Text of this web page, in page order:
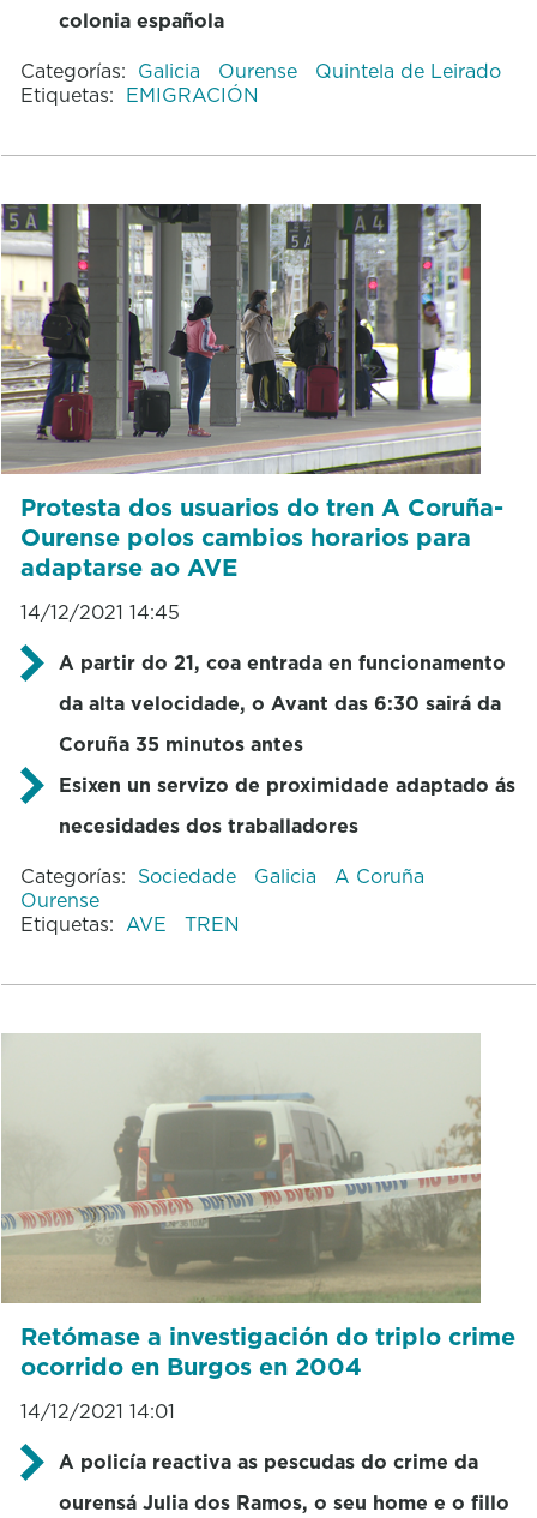
colonia española
Categorías: Galicia Ourense
Quintela de Leirado
Etiquetas: EMIGRACIÓN
Protesta dos usuarios do tren A Coruña-
Ourense polos cambios horarios para
adaptarse ao AVE
14/12/2021 14:45
A partir do 21, coa entrada en funcionamento
da alta velocidade, o Avant das 6:30 sairá da
Coruña 35 minutos antes
Esixen un servizo de proximidade adaptado ás
necesidades dos traballadores
Categorías: Sociedade Galicia
A Coruña
Ourense
Etiquetas: AVE TREN
Retómase a investigación do triplo crime
ocorrido en Burgos en 2004
14/12/2021 14:01
A policía reactiva as pescudas do crime da
ourensá Julia dos Ramos, o seu home e o fillo